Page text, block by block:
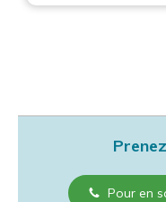
Pour en